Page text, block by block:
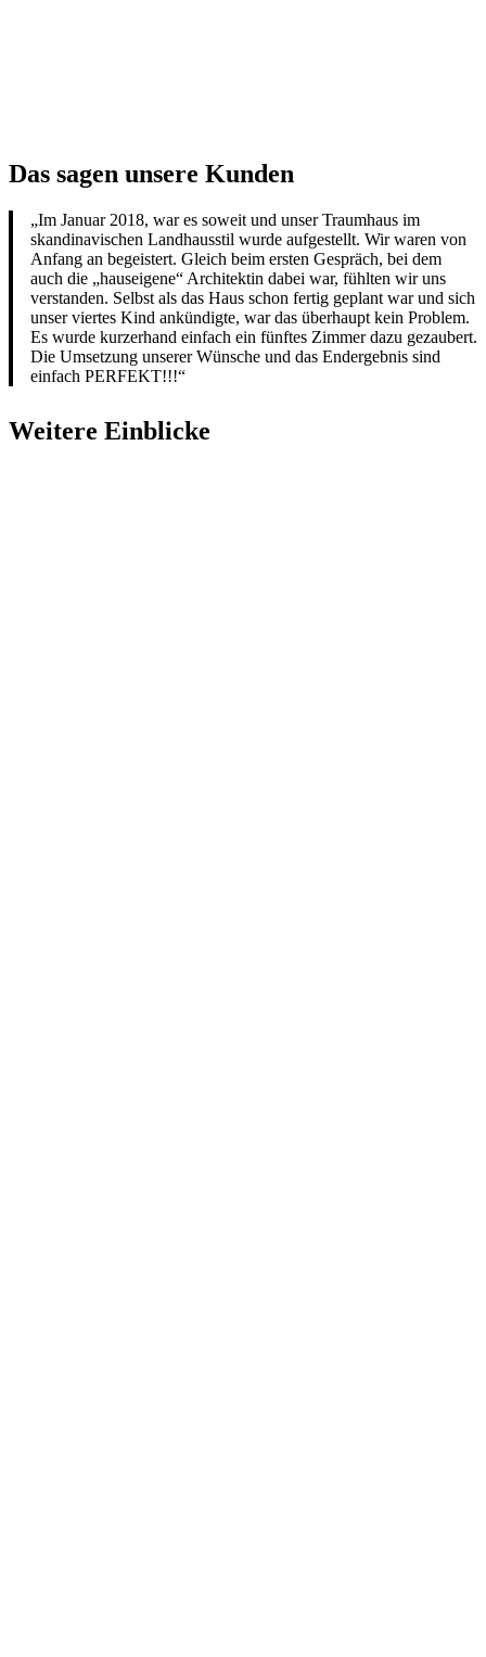
Das sagen unsere Kunden
„Im Januar 2018, war es soweit und unser Traumhaus im
skandinavischen Landhausstil wurde aufgestellt. Wir waren von
Anfang an begeistert. Gleich beim ersten Gespräch, bei dem
auch die „hauseigene“ Architektin dabei war, fühlten wir uns
verstanden. Selbst als das Haus schon fertig geplant war und sich
unser viertes Kind ankündigte, war das überhaupt kein Problem.
Es wurde kurzerhand einfach ein fünftes Zimmer dazu gezaubert.
Die Umsetzung unserer Wünsche und das Endergebnis sind
einfach PERFEKT!!!“
Weitere Einblicke